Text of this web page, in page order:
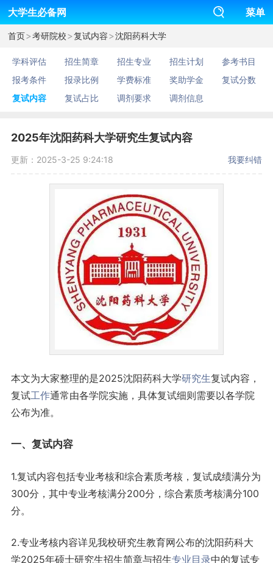
大学生必备网 菜单
首页>考研院校>复试内容>沈阳药科大学
学科评估 招生简章 招生专业 招生计划
参考书目
报考条件
报录比例 学费标准 奖助学金
复试分数
复试内容
复试占比 调剂要求 调剂信息
2025年沈阳药科大学研究生复试内容
更新：2025-3-25 9:24:18 我要纠错
本文为大家整理的是2025沈阳药科大学研究生复试内容，
复试工作通常由各学院实施，具体复试细则需要以各学院
公布为准。
一、复试内容
1.复试内容包括专业考核和综合素质考核，复试成绩满分为
300分，其中专业考核满分200分，综合素质考核满分100
分。
2.专业考核内容详见我校研究生教育网公布的沈阳药科大
学2025年硕士研究生招生简章与招生专业目录中的复试专